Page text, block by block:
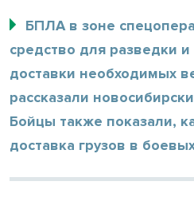
БПЛА в зоне
средство для разведки
доставки необходимых
рассказали
Бойцы также показали,
доставка грузов в